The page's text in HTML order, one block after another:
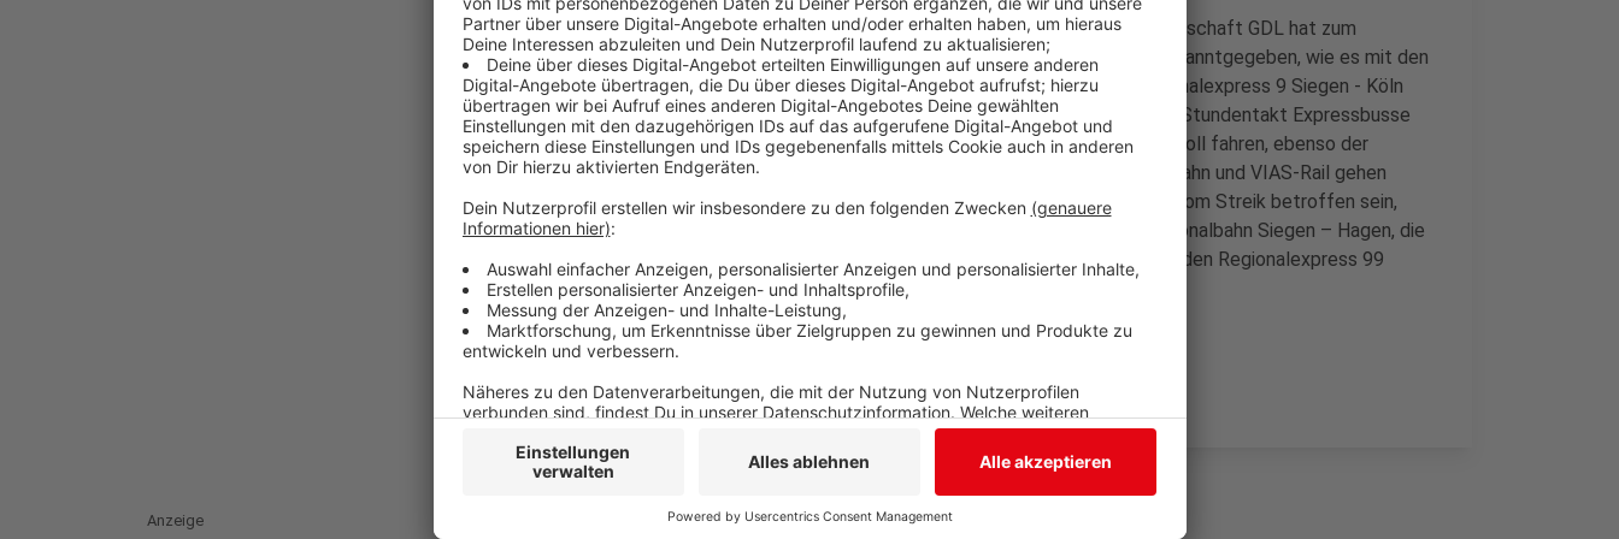
Donnerstag und Freitag streiken erneut die Lokführer. Die Gewerkschaft GDL hat zum
35stündigen Streik aufgerufen. Die Deutsche Bahn hat heute bekanntgegeben, wie es mit den
Zügen hier bei uns an den beiden Streiktagen aussieht. Der Regionalexpress 9 Siegen - Köln
wird komplett ausfallen. Zwischen Siegen und Köln verkehren im Stundentakt Expressbusse
ohne Zwischenhalt. Der Regionalexpress 34 Siegen – Dortmund soll fahren, ebenso der
Intercity Frankfurt – Siegen – Dortmund. Die Hessische Landesbahn und VIAS-Rail gehen
davon aus, dass ihre Züge fahren werden. Allerdings könnten sie vom Streik betroffen sein,
falls Mitarbeiter z. B. in Stellwerken streiken. VIAS fährt die Regionalbahn Siegen – Hagen, die
HLB unter anderem die Rothaarbahn Siegen – Bad Berleburg und den Regionalexpress 99
Siegen – Frankfurt.
Anzeige
Anzeige